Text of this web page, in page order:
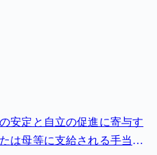
安定と自立の促進に寄与す
は母等に支給される手当。